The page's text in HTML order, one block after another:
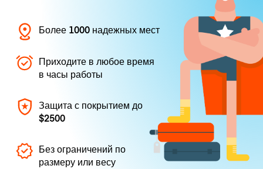
Более 1000 надежных мест
Приходите в любое время
в часы работы
Защита с покрытием до
$2500
Без ограничений по
размеру или весу